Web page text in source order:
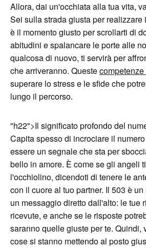
Allora, dai un'occhiata alla tua vita,
Sei sulla strada giusta per realizzare
è il momento giusto per scrollarti di
abitudini e spalancare le porte alle
qualcosa di nuovo, ti servirà per
che arriveranno. Questecompetenze
superare lo stress e le sfide che
lungo il percorso.
"h22">Il significato profondo del
Capita spesso di incrociare il
essere un segnale che sta per
bello in amore. È come se gli angeli
l'occhiolino, dicendoti di tenere le
con il cuore al tuo partner. Il 503 è
un messaggio diretto dall'alto: le tue
ricevute, e anche se le risposte
saranno quelle giuste per te. Quindi,
cose si stanno mettendo al posto